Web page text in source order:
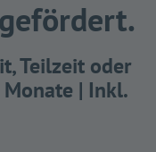
Teilzeit oder
| Inkl.